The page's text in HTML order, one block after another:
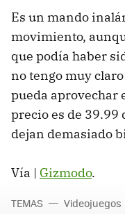
Es un mando
movimiento,
que podía haber
no tengo muy
pueda aprovechar
precio es de 39.99
dejan demasiado
Vía | Gizmodo.
TEMAS Videojuegos